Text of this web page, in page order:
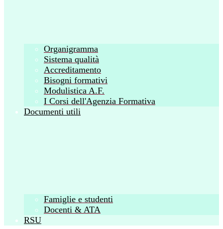
Organigramma
Sistema qualità
Accreditamento
Bisogni formativi
Modulistica A.F.
I Corsi dell'Agenzia Formativa
Documenti utili
Famiglie e studenti
Docenti & ATA
RSU